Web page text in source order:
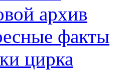
архив
факты
цирка